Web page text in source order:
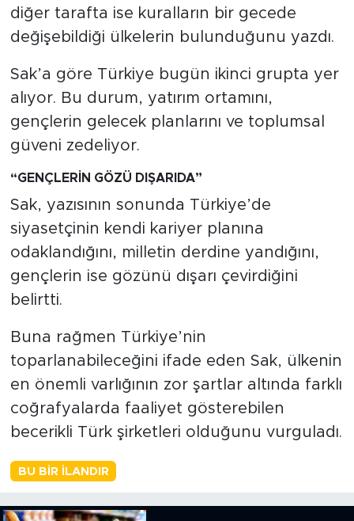
diğer tarafta ise kuralların bir gecede
değişebildiği ülkelerin bulunduğunu yazdı.
Sak’a göre Türkiye bugün ikinci grupta yer
alıyor. Bu durum, yatırım ortamını,
gençlerin gelecek planlarını ve toplumsal
güveni zedeliyor.
“GENÇLERİN GÖZÜ DIŞARIDA”
Sak, yazısının sonunda Türkiye’de
siyasetçinin kendi kariyer planına
odaklandığını, milletin derdine yandığını,
gençlerin ise gözünü dışarı çevirdiğini
belirtti.
Buna rağmen Türkiye’nin
toparlanabileceğini ifade eden Sak, ülkenin
en önemli varlığının zor şartlar altında farklı
coğrafyalarda faaliyet gösterebilen
becerikli Türk şirketleri olduğunu vurguladı.
BU BIR İLANDIR